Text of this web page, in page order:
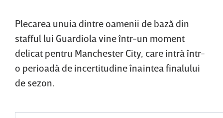
Plecarea unuia dintre oamenii de bază din
stafful lui Guardiola vine într-un moment
delicat pentru Manchester City, care intră într-
o perioadă de incertitudine înaintea finalului
de sezon.